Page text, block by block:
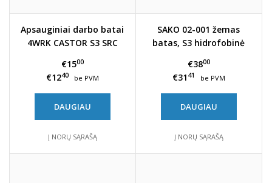
Apsauginiai darbo batai
4WRK CASTOR S3 SRC
€1500
€1240 be PVM
DAUGIAU
Į NORŲ SĄRAŠĄ
SAKO 02-001 žemas
batas, S3 hidrofobinė
€3800
€31 41 be PVM
DAUGIAU
Į NORŲ SĄRAŠĄ